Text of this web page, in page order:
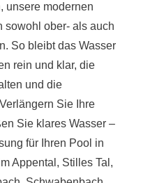
unsere modernen
sowohl ober- als auch
So bleibt das Wasser
rein und klar, die
und die
Sie Ihre
Sie klares Wasser –
für Ihren Pool in
Appental, Stilles Tal,